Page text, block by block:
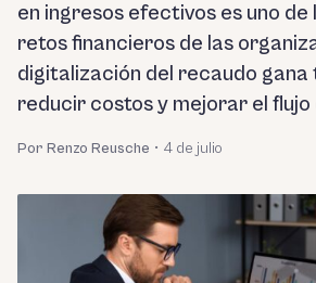
en ingresos efectivos es uno
retos financieros de las
digitalización del recaudo
reducir costos y mejorar el flujo
Por Renzo Reusche • 4 de julio